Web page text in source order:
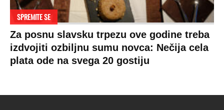
SPREMITE SE
Za posnu slavsku trpezu ove godine treba
izdvojiti ozbiljnu sumu novca: Nečija cela
plata ode na svega 20 gostiju